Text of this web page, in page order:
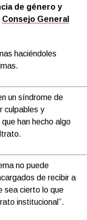
de género y
Consejo General
haciéndoles
un síndrome de
culpables y
han hecho algo
no puede
de recibir a
sea cierto lo que
institucional”.